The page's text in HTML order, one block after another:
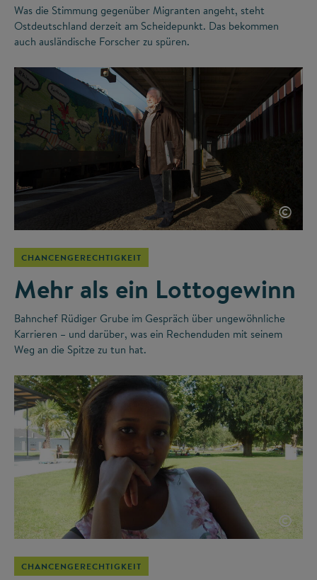
Was die Stimmung gegenüber Migranten angeht, steht
Ostdeutschland derzeit am Scheidepunkt. Das bekommen
auch ausländische Forscher zu spüren.
©
CHANCENGERECHTIGKEIT
Mehr als ein Lottogewinn
Bahnchef Rüdiger Grube im Gespräch über ungewöhnliche
Karrieren – und darüber, was ein Rechenduden mit seinem
Weg an die Spitze zu tun hat.
©
CHANCENGERECHTIGKEIT